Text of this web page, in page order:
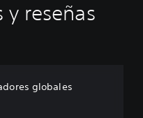
y reseñas
globales